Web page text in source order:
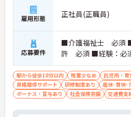
雇用形態 正社員(正職員)
応募要件
■介護福祉士 必須
許 必須 ■経験：必
駅から徒歩10分以内 残業少なめ 託児所・育
資格取得サポート
研修制度あり
産休･育休･
ボーナス・賞与あり
社会保険完備 交通費支